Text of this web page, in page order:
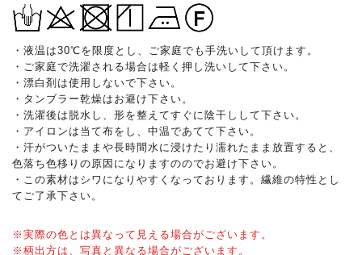
・液温は30℃を限度とし、ご家庭でも手洗いして頂けます。
・ご家庭で洗濯される場合は軽く押し洗いして下さい。
・漂白剤は使用しないで下さい。
・タンブラー乾燥はお避け下さい。
・洗濯後は脱水し、形を整えてすぐに陰干しして下さい。
・アイロンは当て布をし、中温であてて下さい。
・汗がついたままや長時間水に浸けたり濡れたまま放置すると、
色落ち色移りの原因になりますののでお避け下さい。
・この素材はシワになりやすくなっております。繊維の特性とし
てご了承下さい。
※実際の色とは異なって見える場合がございます。
※柄出方は、写真と異なる場合がございます。